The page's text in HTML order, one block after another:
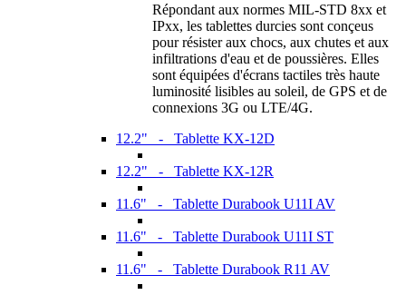
Répondant aux normes MIL-STD 8xx et
IPxx, les tablettes durcies sont conçeus
pour résister aux chocs, aux chutes et aux
infiltrations d'eau et de poussières. Elles
sont équipées d'écrans tactiles très haute
luminosité lisibles au soleil, de GPS et de
connexions 3G ou LTE/4G.
12.2" - Tablette KX-12D
12.2" - Tablette KX-12R
11.6" - Tablette Durabook U11I AV
11.6" - Tablette Durabook U11I ST
11.6" - Tablette Durabook R11 AV